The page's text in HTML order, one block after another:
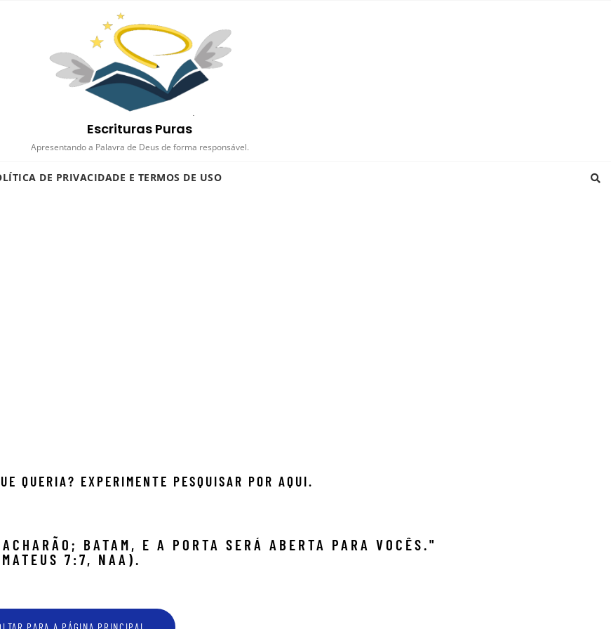
Escrituras Puras
Apresentando a Palavra de Deus de forma responsável.
DE PRIVACIDADE E TERMOS DE USO
QUERIA? EXPERIMENTE PESQUISAR POR AQUI.
BATAM, E A PORTA SERÁ ABERTA PARA VOCÊS."
7:7, NAA).